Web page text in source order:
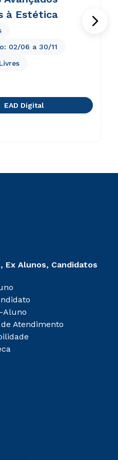
à Estética
02/06 a 30/11
EAD Digital
Ex Alunos, Candidatos
Aluno
Atendimento